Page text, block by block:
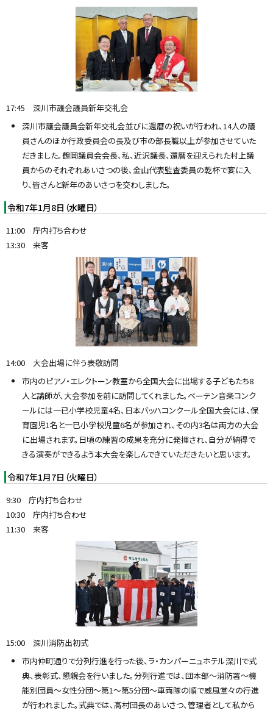
17:45 深川市議会議員新年交礼会
深川市議会議員会新年交礼会並びに還暦の祝いが行われ、14人の議
員さんのほか行政委員会の長及び市の部長職以上が参加させていた
だきました。鶴岡議員会会長、私、近沢議長、還暦を迎えられた村上議
員からのそれぞれあいさつの後、金山代表監査委員の乾杯で宴に入
り、皆さんと新年のあいさつを交わしました。
令和7年1月8日（水曜日）
11:00 庁内打ち合わせ
13:30 来客
14:00 大会出場に伴う表敬訪問
市内のピアノ・エレクトーン教室から全国大会に出場する子どもたち8
人と講師が、大会参加を前に訪問してくれました。ベーテン音楽コンク
ールには一已小学校児童4名、日本バッハコンクール全国大会には、保
育園児1名と一已小学校児童6名が参加され、その内3名は両方の大会
に出場されます。日頃の練習の成果を充分に発揮され、自分が納得で
きる演奏ができるよう本大会を楽しんできていただきたいと思います。
令和7年1月7日（火曜日）
9:30 庁内打ち合わせ
10:30 庁内打ち合わせ
11:30 来客
15:00 深川消防出初式
市内仲町通りで分列行進を行った後、ラ・カンパーニュホテル深川で式
典、表彰式、懇親会を行いました。分列行進では、団本部〜消防署〜機
能別団員〜女性分団〜第1〜第5分団〜車両隊の順で威風堂々の行進
が行われました。式典では、高村団長のあいさつ、管理者として私から